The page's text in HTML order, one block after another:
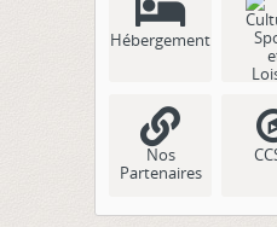
Hébergement
et
Nos
Partenaires